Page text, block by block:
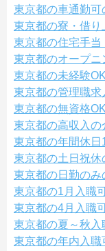
東京都の車通勤可
東京都の寮・借り
東京都の住宅手当
東京都のオープニ
東京都の未経験
東京都の管理職求
東京都の無資格
東京都の高収入の
東京都の年間休日
東京都の土日祝休
東京都の日勤のみ
東京都の1月入職
東京都の4月入職
東京都の夏～秋入
東京都の年内入職